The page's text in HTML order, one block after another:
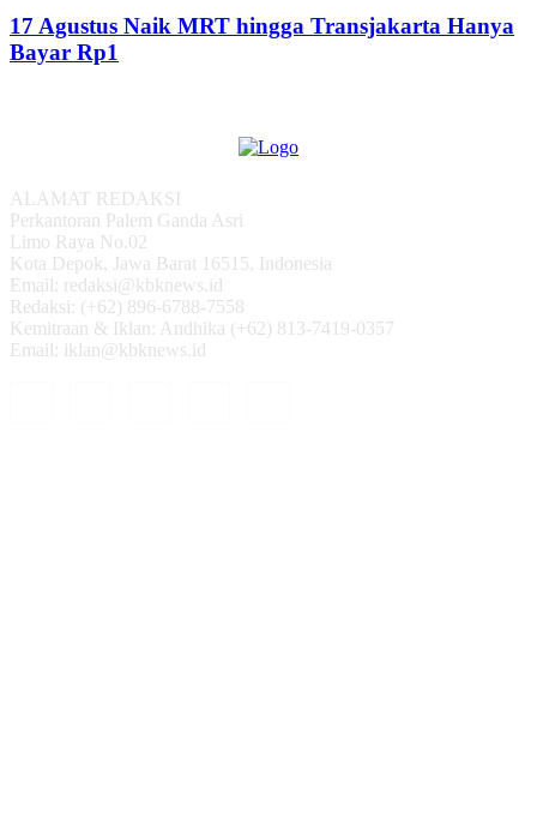
17 Agustus Naik MRT hingga Transjakarta Hanya
Bayar Rp1
ALAMAT REDAKSI
Perkantoran Palem Ganda Asri
Limo Raya No.02
Kota Depok, Jawa Barat 16515, Indonesia
Email: redaksi@kbknews.id
Redaksi: (+62) 896-6788-7558
Kemitraan & Iklan: Andhika (+62) 813-7419-0357
Email: iklan@kbknews.id